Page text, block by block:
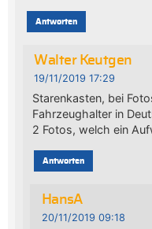
Antworten
Walter Keutgen
19/11/2019 17:29
Starenkasten, bei
Fahrzeughalter in
2 Fotos, welch ein
Antworten
HansA
20/11/2019 09:18